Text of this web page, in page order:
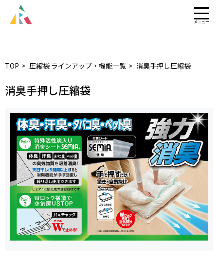
TOP 圧縮袋 ラインアップ・機能一覧 消臭手押し圧縮袋
消臭手押し圧縮袋